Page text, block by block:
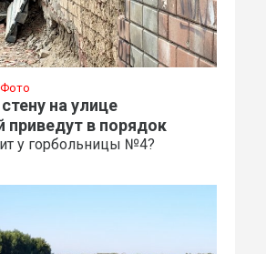
Фото
на улице
приведут в порядок
у горбольницы №4?